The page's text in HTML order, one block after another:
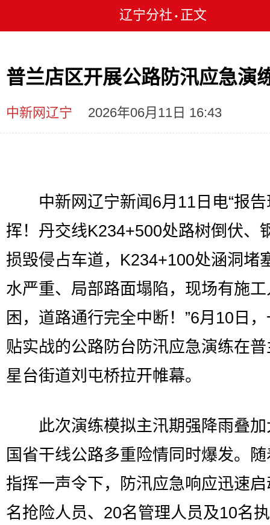
辽宁分社 • 正文
普兰店区开展公路防汛应急演
中新网辽宁 2026年06月11日 16:43
中新网辽宁新闻6月11日电“报告
挥！丹交线K234+500处路树倒伏、
损毁侵占车道，K234+100处涵洞堵
水严重、局部路面塌陷，现场有施
困，道路通行完全中断！”6月10日
贴实战的公路防台防汛应急演练在
星台街道刘屯桥拉开帷幕。
此次演练模拟主汛期强降雨叠加
国省干线公路多重险情同时爆发。
指挥一声令下，防汛应急响应迅速
名抢险人员、20名管理人员及10名